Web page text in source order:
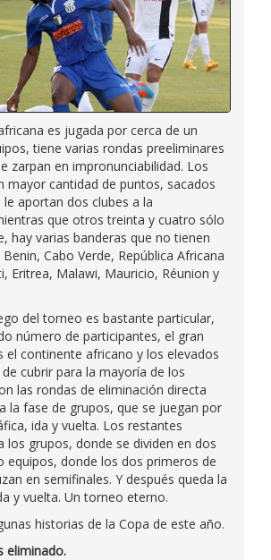
es jugada por cerca de un
tiene varias rondas preeliminares
zarpan en impronunciabilidad. Los
mayor cantidad de puntos, sacados
aportan dos clubes a la
que otros treinta y cuatro sólo
hay varias banderas que no tienen
Cabo Verde, República Africana
Eritrea, Malawi, Mauricio, Réunion y
del torneo es bastante particular,
número de participantes, el gran
el continente africano y los elevados
cubrir para la mayoría de los
las rondas de eliminación directa
la fase de grupos, que se juegan por
ida y vuelta. Los restantes
los grupos, donde se dividen en dos
equipos, donde los dos primeros de
en semifinales. Y después queda la
y vuelta. Un torneo eterno.
historias de la Copa de este año.
eliminado.